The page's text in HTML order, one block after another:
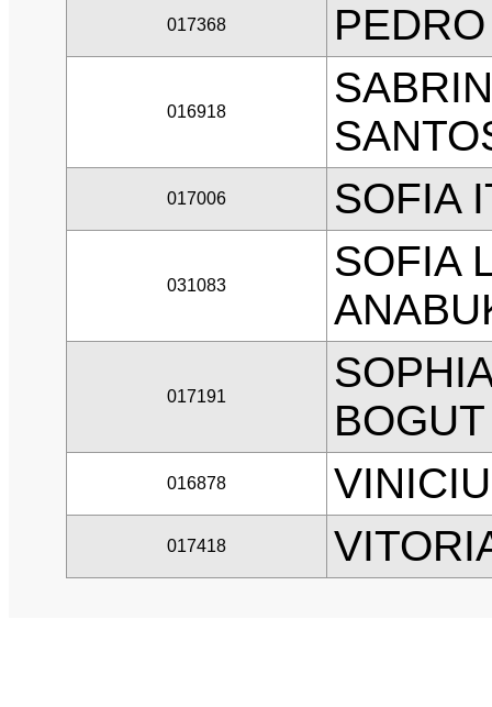
017368
016918
017006 SOFIA
031083
SOFIA
017191
BOGUT
016878
017418